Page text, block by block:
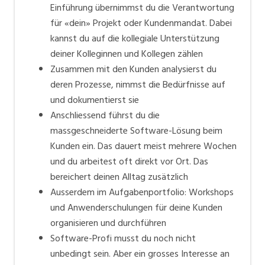
Einführung übernimmst du die Verantwortung
für «dein» Projekt oder Kundenmandat. Dabei
kannst du auf die kollegiale Unterstützung
deiner Kolleginnen und Kollegen zählen
Zusammen mit den Kunden analysierst du
deren Prozesse, nimmst die Bedürfnisse auf
und dokumentierst sie
Anschliessend führst du die
massgeschneiderte Software-Lösung beim
Kunden ein. Das dauert meist mehrere Wochen
und du arbeitest oft direkt vor Ort. Das
bereichert deinen Alltag zusätzlich
Ausserdem im Aufgabenportfolio: Workshops
und Anwenderschulungen für deine Kunden
organisieren und durchführen
Software-Profi musst du noch nicht
unbedingt sein. Aber ein grosses Interesse an